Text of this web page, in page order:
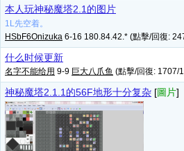
本人玩神秘魔塔2.1的图片
1L先空着。
HSbF6Onizuka 6-16 180.84.42.* (點擊/回復:
什么时候更新
名字不能给用 9-9 巨大八爪鱼 (點擊/回復: 1707/
神秘魔塔2.1.1的56F地形十分复杂 [圖片]